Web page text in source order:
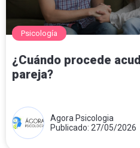
Psicología
¿Cuándo procede
pareja?
Agora Psicologia
Publicado: 27/05/2026